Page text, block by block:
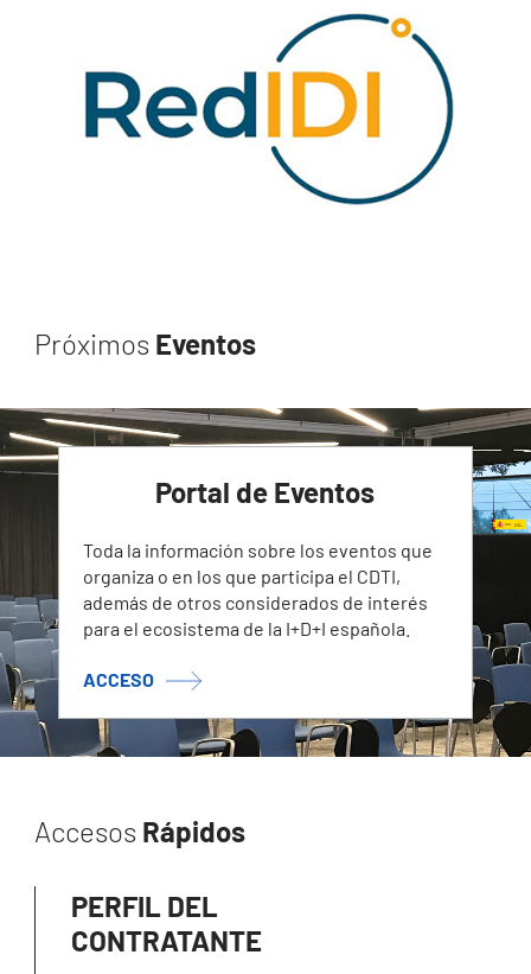
Próximos Eventos
Portal de Eventos
Toda la información sobre los eventos que
organiza o en los que participa el CDTI,
además de otros considerados de interés
para el ecosistema de la I+D+I española.
ACCESO
Accesos Rápidos
PERFIL DEL
CONTRATANTE